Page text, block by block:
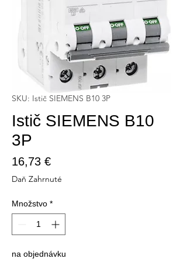
SKU: Istič SIEMENS B10 3P
Istič SIEMENS B10
3P
16,73 €Price
Daň Zahrnuté
Množstvo *
na objednávku